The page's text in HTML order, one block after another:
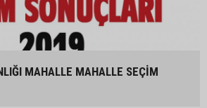
MAHALLE MAHALLE SEÇİM